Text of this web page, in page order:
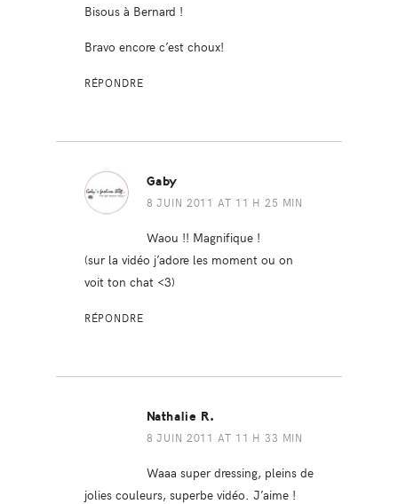
Bisous à Bernard !
Bravo encore c’est choux!
RÉPONDRE
Gaby
8 JUIN 2011 AT 11 H 25 MIN
Waou !! Magnifique !
(sur la vidéo j’adore les moment ou on
voit ton chat <3)
RÉPONDRE
Nathalie R.
8 JUIN 2011 AT 11 H 33 MIN
Waaa super dressing, pleins de
jolies couleurs, superbe vidéo. J’aime !